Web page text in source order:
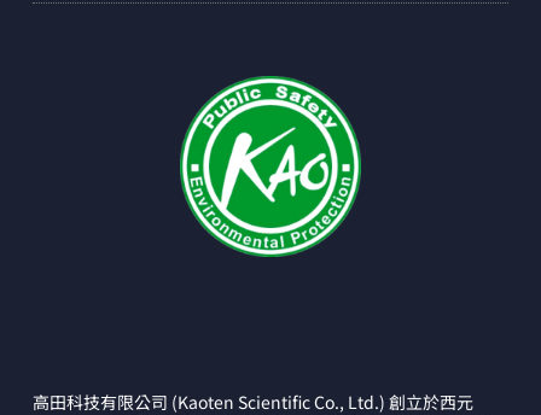
高田科技有限公司 (Kaoten Scientific Co., Ltd.) 創立於西元